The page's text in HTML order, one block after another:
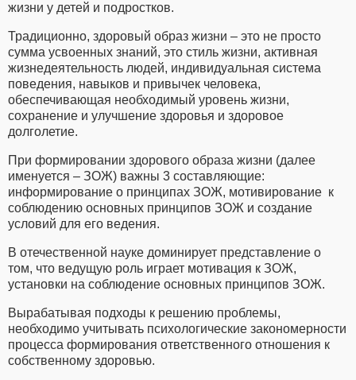
жизни у детей и подростков.
Традиционно, здоровый образ жизни – это не просто
сумма усвоенных знаний, это стиль жизни, активная
жизнедеятельность людей, индивидуальная система
поведения, навыков и привычек человека,
обеспечивающая необходимый уровень жизни,
сохранение и улучшение здоровья и здоровое
долголетие.
При формировании здорового образа жизни (далее
именуется – ЗОЖ) важны 3 составляющие:
информирование о принципах ЗОЖ, мотивирование к
соблюдению основных принципов ЗОЖ и создание
условий для его ведения.
В отечественной науке доминирует представление о
том, что ведущую роль играет мотивация к ЗОЖ,
установки на соблюдение основных принципов ЗОЖ.
Вырабатывая подходы к решению проблемы,
необходимо учитывать психологические закономерности
процесса формирования ответственного отношения к
собственному здоровью.